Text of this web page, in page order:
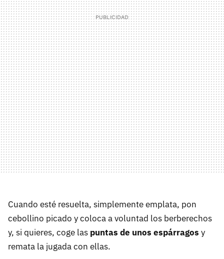
Cuando esté resuelta, simplemente emplata, pon
cebollino picado y coloca a voluntad los berberechos
y, si quieres, coge las puntas de unos espárragos y
remata la jugada con ellas.